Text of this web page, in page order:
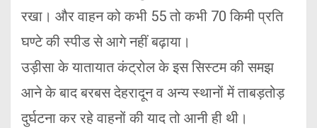
रखा। और वाहन को कभी 55 तो कभी 70 किमी प्रति
घण्टे की स्पीड से आगे नहीं बढ़ाया।
उड़ीसा के यातायात कंट्रोल के इस सिस्टम की समझ
आने के बाद बरबस देहरादून व अन्य स्थानों में ताबड़तोड़
दुर्घटना कर रहे वाहनों की याद तो आनी ही थी।